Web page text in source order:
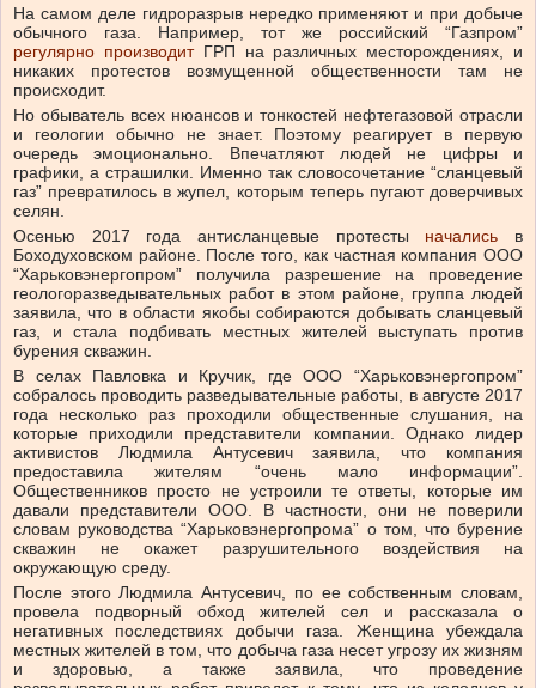
На самом деле гидроразрыв нередко применяют и при добыче
обычного газа. Например, тот же российский “Газпром”
регулярно производитГРП на различных месторождениях, и
никаких протестов возмущенной общественности там не
происходит.
Но обыватель всех нюансов и тонкостей нефтегазовой отрасли
и геологии обычно не знает. Поэтому реагирует в первую
очередь эмоционально. Впечатляют людей не цифры и
графики, а страшилки. Именно так словосочетание “сланцевый
газ” превратилось в жупел, которым теперь пугают доверчивых
селян.
Осенью 2017 года антисланцевые протесты начались в
Боходуховском районе. После того, как частная компания ООО
“Харьковэнергопром” получила разрешение на проведение
геологоразведывательных работ в этом районе, группа людей
заявила, что в области якобы собираются добывать сланцевый
газ, и стала подбивать местных жителей выступать против
бурения скважин.
В селах Павловка и Кручик, где ООО “Харьковэнергопром”
собралось проводить разведывательные работы, в августе 2017
года несколько раз проходили общественные слушания, на
которые приходили представители компании. Однако лидер
активистов Людмила Антусевич заявила, что компания
предоставила жителям “очень мало информации”.
Общественников просто не устроили те ответы, которые им
давали представители ООО. В частности, они не поверили
словам руководства “Харьковэнергопрома” о том, что бурение
скважин не окажет разрушительного воздействия на
окружающую среду.
После этого Людмила Антусевич, по ее собственным словам,
провела подворный обход жителей сел и рассказала о
негативных последствиях добычи газа. Женщина убеждала
местных жителей в том, что добыча газа несет угрозу их жизням
и здоровью, а также заявила, что проведение